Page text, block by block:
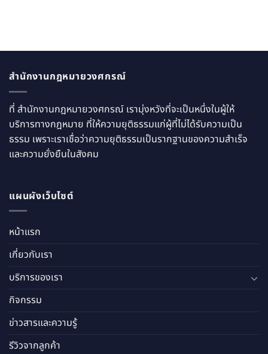
สำนักงานกฎหมายวงศกรณ์
ที่ สำนักงานกฎหมายวงศกรณ์ เรามุ่งหวังที่จะเป็นหนึ่งในผู้ให้
บริการทางกฎหมาย ที่ให้ความยุติธรรมแก่ผู้ที่ไม่ได้รับความเป็น
ธรรม เพราะเราเชื่อว่าความยุติธรรมเป็นรากฐานของความสำเร็จ
และความยั่งยืนในสังคม
แผนผังเว็บไซต์
หน้าแรก
เกี่ยวกับเรา
บริการของเรา
กิจกรรม
ข่าวสารและความรู้
รีวิวจากลูกค้า